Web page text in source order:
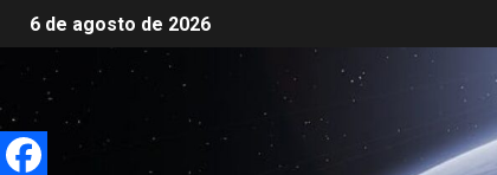
6 de agosto de 2026